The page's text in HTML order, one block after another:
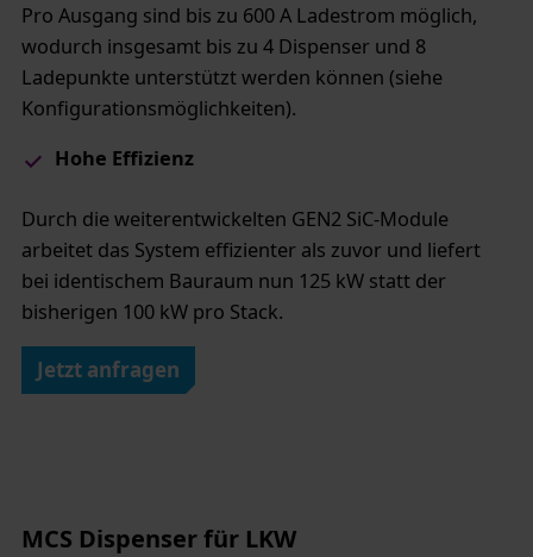
Pro Ausgang sind bis zu 600 A Ladestrom möglich,
wodurch insgesamt bis zu 4 Dispenser und 8
Ladepunkte unterstützt werden können (siehe
Konfigurationsmöglichkeiten).
Hohe Effizienz​
Durch die weiterentwickelten GEN2 SiC-Module
arbeitet das System effizienter als zuvor und liefert
bei identischem Bauraum nun 125 kW statt der
bisherigen 100 kW pro Stack.
Jetzt anfragen
MCS Dispenser für LKW